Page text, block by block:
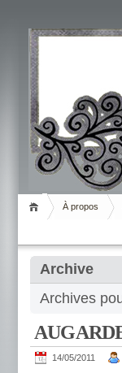
À propos
Archive
Archives
14/05/2011